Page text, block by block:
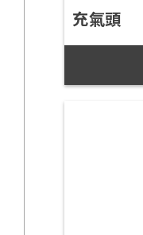
充氣頭